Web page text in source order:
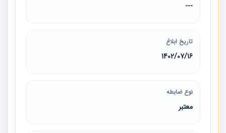
---
تاریخ ابلاغ
1402/07/16
نوع ضابطه
معتبر